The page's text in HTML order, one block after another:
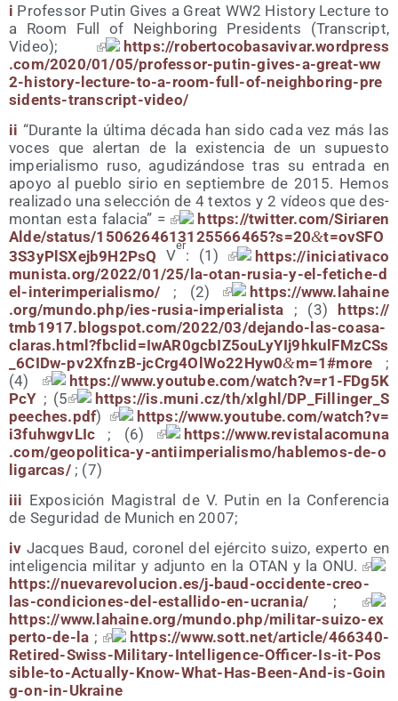
i Pro­fes­sor Putin Gives a Great WW2 His­tory Lec­tu­re to
a Room Full of Neigh­bo­ring Pre­si­dents (Trans­cript,
Video);
https://​rober​to​co​ba​sa​vi​var​.word​press​
.com/​2​0​2​0​/​0​1​/​0​5​/​p​r​o​f​e​s​s​o​r​-​p​u​t​i​n​-​g​i​v​e​s​-​a​-​g​r​e​a​t​-​w​w​
2​-​h​i​s​t​o​r​y​-​l​e​c​t​u​r​e​-​t​o​-​a​-​r​o​o​m​-​f​u​l​l​-​o​f​-​n​e​i​g​h​b​o​r​i​n​g​-​p​r​e​
s​i​d​e​n​t​s​-​t​r​a​n​s​c​r​i​p​t​-​v​i​d​eo/
ii “Duran­te la últi­ma déca­da han sido cada vez más las
voces que aler­tan de la exis­ten­cia de un supues­to
impe­ria­lis­mo ruso, agu­di­zán­do­se tras su entra­da en
apo­yo al pue­blo sirio en sep­tiem­bre de 2015. Hemos
rea­li­za­do una selec­ción de 4 tex­tos y 2 vídeos que des­
mon­tan esta fala­cia” =
https://​twit​ter​.com/​S​i​r​i​a​r​e​n​
A​l​d​e​/​s​t​a​t​u​s​/​1​5​0​6​2​6​4​6​1​3​1​2​5​5​6​6​4​6​5​?​s​=​2​0​&​t​=​o​v​S​F​O​
3​S​3​y​P​l​S​X​e​j​b​9​H​2​PsQ V
er
: (1)
https://​ini​cia​ti​va​co​
mu​nis​ta​.org/​2​0​2​2​/​0​1​/​2​5​/​l​a​-​o​t​a​n​-​r​u​s​i​a​-​y​-​e​l​-​f​e​t​i​c​h​e​-​d​
e​l​-​i​n​t​e​r​i​m​p​e​r​i​a​l​i​s​mo/ ; (2)
https://​www​.lahai​ne​
.org/​m​u​n​d​o​.​p​h​p​/​i​e​s​-​r​u​s​i​a​-​i​m​p​e​r​i​a​l​i​sta ; (3)https://​
tmb1917​.blogs​pot​.com/​2​0​2​2​/​0​3​/​d​e​j​a​n​d​o​-​l​a​s​-​c​o​a​s​a​-​
c​l​a​r​a​s​.​h​t​m​l​?​f​b​c​l​i​d​=​I​w​A​R​0​g​c​b​I​Z​5​o​u​L​y​Y​I​j​9​h​k​u​l​F​M​z​C​S​s​
_​6​C​I​D​w​-​p​v​2​X​f​n​z​B​-​j​c​C​r​g​4​O​l​W​o​2​2​H​y​w​0​&​m​=​1​#​m​ore ;
(4)
https://​www​.you​tu​be​.com/​w​a​t​c​h​?​v​=​r​1​-​F​D​g​5​K​
PcY ; (5
https://​is​.muni​.cz/​t​h​/​x​l​g​h​l​/​D​P​_​F​i​l​l​i​n​g​e​r​_​S​
p​e​e​c​h​e​s​.​pdf)
https://​www​.you​tu​be​.com/​w​a​t​c​h​?​v​=​
i​3​f​u​h​w​g​v​LIc ; (6)
https://​www​.revis​ta​la​co​mu​na​
.com/​g​e​o​p​o​l​i​t​i​c​a​-​y​-​a​n​t​i​i​m​p​e​r​i​a​l​i​s​m​o​/​h​a​b​l​e​m​o​s​-​d​e​-​o​
l​i​g​a​r​c​as/; (7)
iii Expo­si­ción Magis­tral de V. Putin en la Con­fe­ren­cia
de Segu­ri­dad de Munich en 2007;
iv Jac­ques Baud, coro­nel del ejér­ci­to sui­zo, exper­to en
inte­li­gen­cia mili­tar y adjun­to en la OTAN y la ONU.
https://nuevarevolucion.es/j‑baud-occidente-creo-
las-condiciones-del-estallido-en-ucrania/ ;
https://​www​.lahai​ne​.org/​m​u​n​d​o​.​p​h​p​/​m​i​l​i​t​a​r​-​s​u​i​z​o​-​e​x​
p​e​r​t​o​-​d​e​-la ;
https://​www​.sott​.net/​a​r​t​i​c​l​e​/​4​6​6​3​4​0​-​
R​e​t​i​r​e​d​-​S​w​i​s​s​-​M​i​l​i​t​a​r​y​-​I​n​t​e​l​l​i​g​e​n​c​e​-​O​f​f​i​c​e​r​-​I​s​-​i​t​-​P​o​s​
s​i​b​l​e​-​t​o​-​A​c​t​u​a​l​l​y​-​K​n​o​w​-​W​h​a​t​-​H​a​s​-​B​e​e​n​-​A​n​d​-​i​s​-​G​o​i​n​
g​-​o​n​-​i​n​-​U​k​r​a​ine